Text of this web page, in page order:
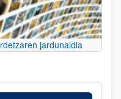
jardunaldia